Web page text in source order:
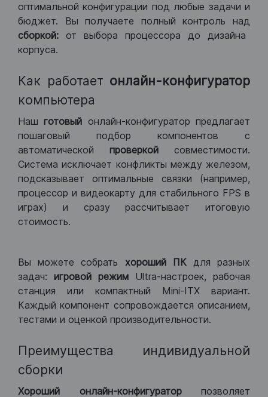
оптимальной конфигурации под любые задачи и
бюджет. Вы получаете полный контроль над
сборкой: от выбора процессора до дизайна
корпуса.
Как работает онлайн-конфигуратор
компьютера
Нашготовый онлайн-конфигуратор предлагает
пошаговый подбор компонентов с
автоматической проверкой совместимости.
Система исключает конфликты между железом,
подсказывает оптимальные связки (например,
процессор и видеокарту для стабильного FPS в
играх) и сразу рассчитывает итоговую
стоимость.
Вы можете собрать хороший ПКдля разных
задач: игровой режим Ultra-настроек, рабочая
станция или компактный Mini-ITX вариант.
Каждый компонент сопровождается описанием,
тестами и оценкой производительности.
Преимущества индивидуальной
сборки
Хороший онлайн-конфигураторпозволяет